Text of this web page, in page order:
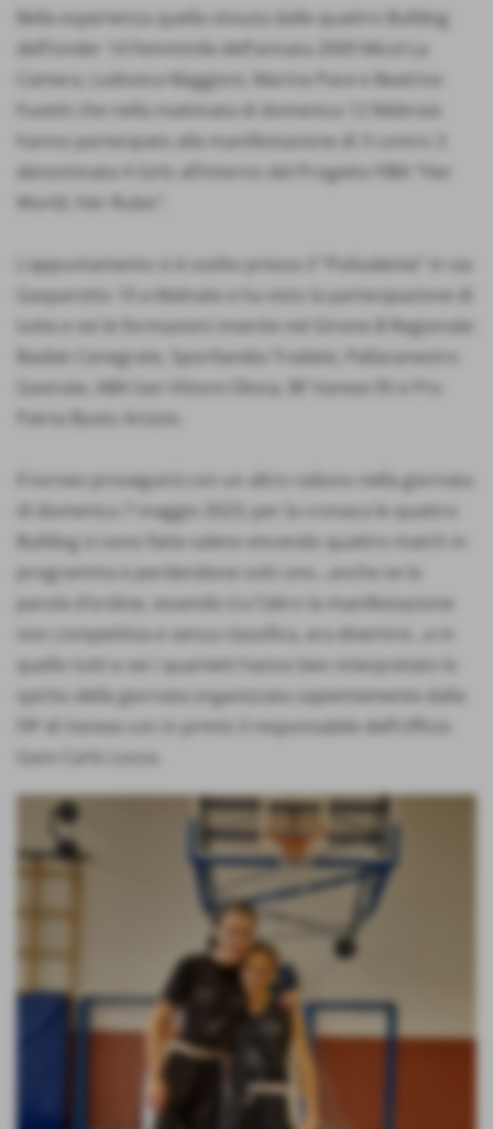
Bella esperienza quella vissuta dalle quattro Bulldog
dell’Under 14 Femminile dell’annata 2009 Micol La
Camera, Ludovica Maggioni, Marina Pace e Beatrice
Fusetti che nella mattinata di domenica 12 febbraio
hanno partecipato alla manifestazione di 3 contro 3
denominata 4 Girls all’interno del Progetto FIBA “Her
World, Her Rules”.
L’appuntamento si è svolto presso il “Polivalente” in via
Gasparotto 10 a Malnate e ha visto la partecipazione di
tutte e sei le formazioni inserite nel Girone B Regionale:
Basket Canegrate, Sportlandia Tradate, Pallacanestro
Gavirate, ABA San Vittore Olona, BF Varese 95 e Pro
Patria Busto Arsizio.
Il torneo proseguirà con un altro raduno nella giornata
di domenica 7 maggio 2023; per la cronaca le quattro
Bulldog si sono fatte valere vincendo quattro match in
programma e perdendone solo uno…anche se la
parola d’ordine, essendo tra l’altro la manifestazione
non competitiva e senza classifica, era divertirsi…e in
quello tutti e sei i quartetti hanno ben interpretato lo
spirito della giornata organizzata sapientemente dalla
FIP di Varese con in primis il responsabile dell’Ufficio
Gare Carlo Lozza.